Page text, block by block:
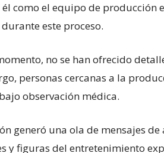
como el equipo de producción
este proceso.
no se han ofrecido
personas cercanas a la
observación médica.
generó una ola de mensajes
y figuras del entretenimiento